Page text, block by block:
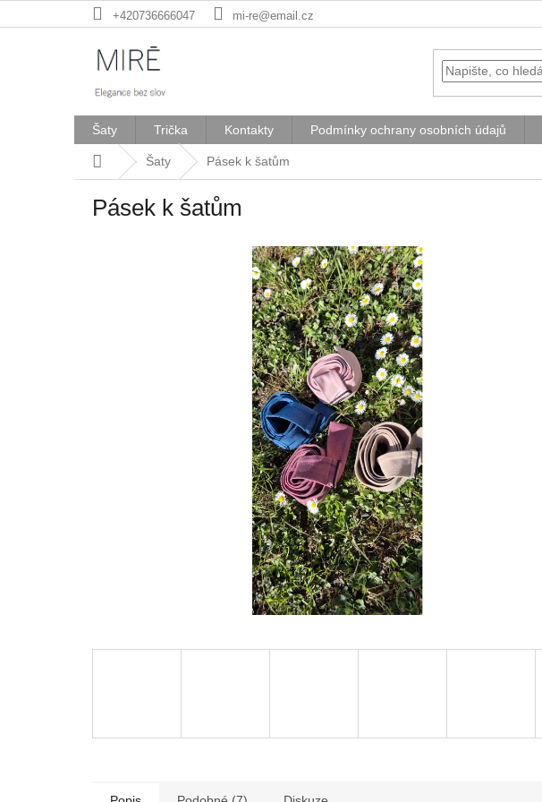
na
+420736666047 mi-re@email.cz
Šaty Trička Kontakty Podmínky ochrany osobních údajů
Domů Šaty Pásek k šatům
Pásek k šatům